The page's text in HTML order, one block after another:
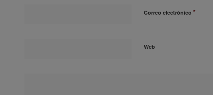
Correo electrónico *
Web